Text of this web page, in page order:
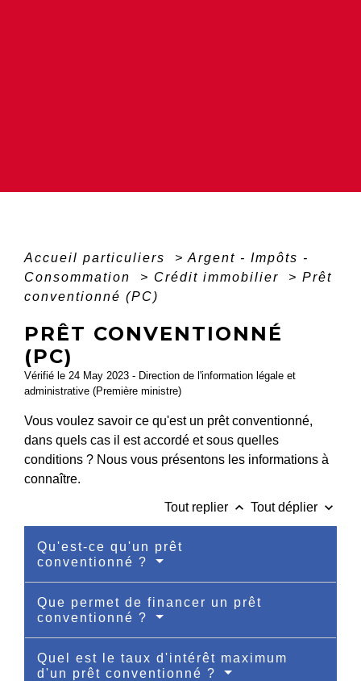
Accueil particuliers > Argent - Impôts -
Consommation
> Crédit immobilier > Prêt
conventionné (PC)
PRÊT CONVENTIONNÉ
(PC)
Vérifié le 24 May 2023 - Direction de l'information légale et
administrative (Première ministre)
Vous voulez savoir ce qu'est un prêt conventionné,
dans quels cas il est accordé et sous quelles
conditions ? Nous vous présentons les informations à
connaître.
Tout replier keyboard_arrow_up Tout déplier keyboard_arrow_down
Qu'est-ce qu'un prêt
conventionné ?
Que permet de financer un prêt
conventionné ?
Quel est le taux d'intérêt maximum
d'un prêt conventionné ?